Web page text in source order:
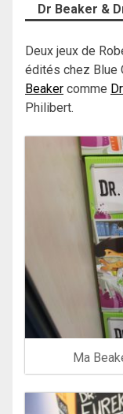
Dr Beaker &
Deux jeux de
édités chez Blue
Beaker comme
Philibert.
Ma